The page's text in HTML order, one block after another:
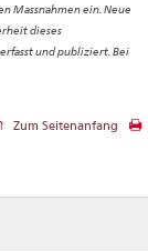
Massnahmen ein. Neue
dieses
und publiziert. Bei
Zum Seitenanfang